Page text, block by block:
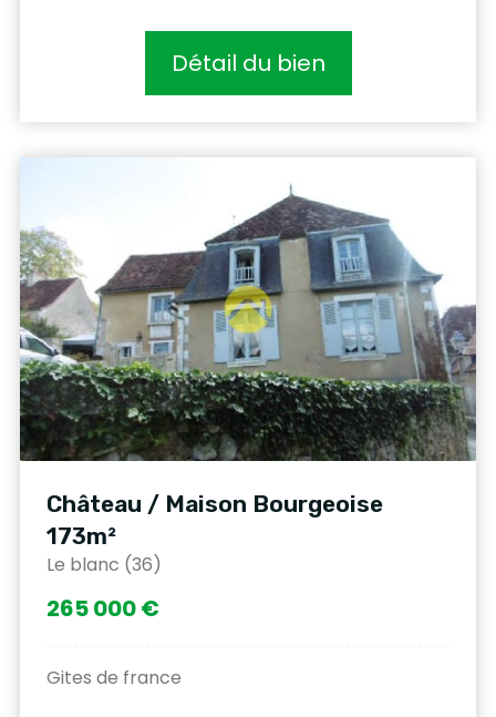
Détail du bien
Château / Maison Bourgeoise
173m²
Le blanc (36)
265 000 €
Gites de france